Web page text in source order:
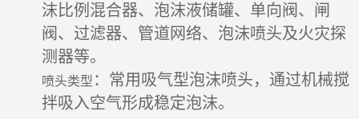
沫比例混合器、泡沫液储罐、单向阀、闸
阀、过滤器、管道网络、泡沫喷头及火灾探
测器等。
喷头类型 ‌：常用吸气型泡沫喷头，通过机械搅
拌吸入空气形成稳定泡沫。